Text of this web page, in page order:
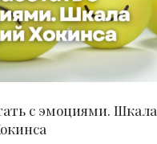
с эмоциями. Шкала